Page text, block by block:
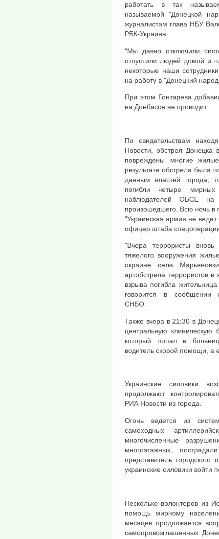
работать в так
называемой "Донецкой
журналистам глава НБУ
РБК-Украина.
"Мы давно отключили
отпустили людей домой и
некоторые наши
на работу в "Донецкий
При этом Гонтарева
на Донбассе не проводит.
По свидетельствам
Новости, обстрел Донецка
повреждены многие
результате обстрела была
данным властей города,
погибли четыре
наблюдателей ОБСЕ на
произошедшего. Всю ночь в
"Украинская армия не
офицер штаба
"Вчера террористы вновь
тяжелого вооружения
окраине села
артобстрела террористов
взрыва погибла
говорится в сообщении
СНБО.
Также вчера в 21:30 в
центральную
который попал в
водитель скорой помощи, а
Украинские силовики
продолжают
РИА Новости из города.
Огонь ведется из
самоходных
многочисленные
многоэтажных,
представитель
украинские силовики войти
Несколько волонтеров из
помощь мирному
месяцев продолжается
самопровозглашенных